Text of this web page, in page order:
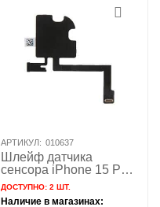
АРТИКУЛ: 010637
Шлейф датчика
сенсора iPhone 15 Pro
Max / 821-04408
ДОСТУПНО:2 ШТ.
Наличие в магазинах: